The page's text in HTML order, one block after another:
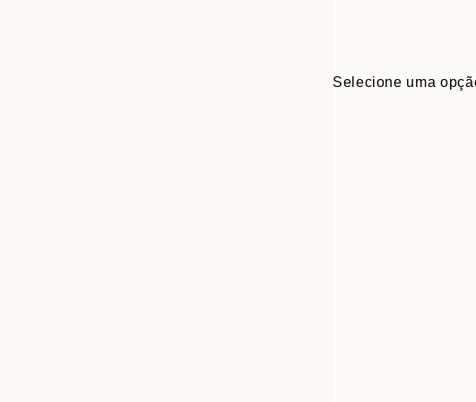
Selecione uma